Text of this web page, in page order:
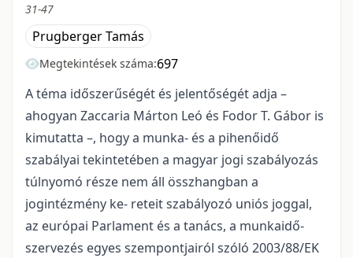
31-47
Prugberger Tamás
Megtekintések száma:697
A téma időszerűségét és jelentőségét adja –
ahogyan Zaccaria Márton Leó és Fodor T. Gábor is
kimutatta –, hogy a munka- és a pihenőidő
szabályai tekintetében a magyar jogi szabályozás
túlnyomó része nem áll összhangban a
jogintézmény ke- reteit szabályozó uniós joggal,
az európai Parlament és a tanács, a munkaidő-
szervezés egyes szempontjairól szóló 2003/88/EK